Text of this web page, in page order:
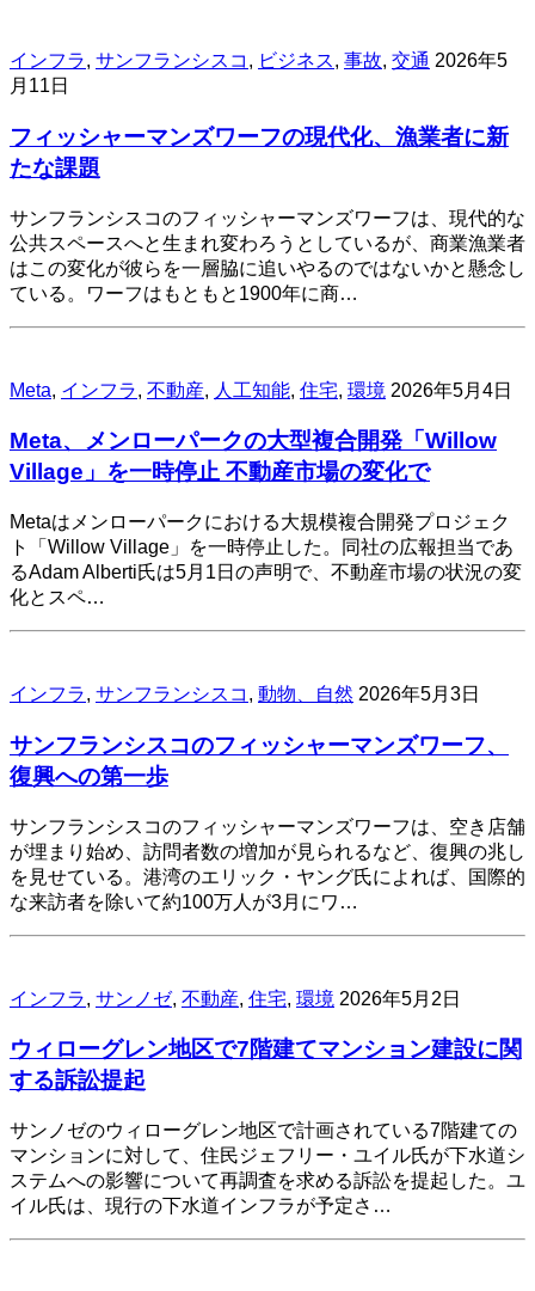
インフラ, サンフランシスコ , ビジネス, 事故, 交通 2026年5
月11日
フィッシャーマンズワーフの現代化、漁業者に新
たな課題
サンフランシスコのフィッシャーマンズワーフは、現代的な
公共スペースへと生まれ変わろうとしているが、商業漁業者
はこの変化が彼らを一層脇に追いやるのではないかと懸念し
ている。ワーフはもともと1900年に商…
Meta, インフラ, 不動産, 人工知能, 住宅, 環境 2026年5月4日
Meta、メンローパークの大型複合開発「Willow
Village」を一時停止 不動産市場の変化で
Metaはメンローパークにおける大規模複合開発プロジェク
ト「Willow Village」を一時停止した。同社の広報担当であ
るAdam Alberti氏は5月1日の声明で、不動産市場の状況の変
化とスペ…
インフラ, サンフランシスコ , 動物、自然 2026年5月3日
サンフランシスコのフィッシャーマンズワーフ、
復興への第一歩
サンフランシスコのフィッシャーマンズワーフは、空き店舗
が埋まり始め、訪問者数の増加が見られるなど、復興の兆し
を見せている。港湾のエリック・ヤング氏によれば、国際的
な来訪者を除いて約100万人が3月にワ…
インフラ, サンノゼ, 不動産, 住宅, 環境 2026年5月2日
ウィローグレン地区で7階建てマンション建設に関
する訴訟提起
サンノゼのウィローグレン地区で計画されている7階建ての
マンションに対して、住民ジェフリー・ユイル氏が下水道シ
ステムへの影響について再調査を求める訴訟を提起した。ユ
イル氏は、現行の下水道インフラが予定さ…